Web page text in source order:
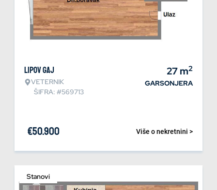
Lipov gaj
VETERNIK
ŠIFRA: #569713
27m2
GARSONJERA
Više o nekretnini >
€50.900
Stanovi